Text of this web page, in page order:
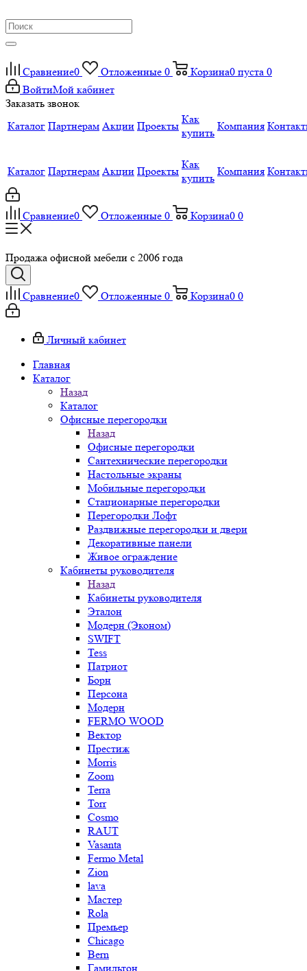
Сравнение0 Отложенные 0 Корзина0 пуста 0
ВойтиМой кабинет
Заказать звонок
Каталог Партнерам Акции Проекты
Как
купить
Компания
Каталог Партнерам Акции Проекты
Как
купить
Компания
Сравнение0 Отложенные 0 Корзина0 0
Продажа офисной мебели с 2006 года
Сравнение0 Отложенные 0 Корзина0 0
Личный кабинет
Главная
Каталог
Назад
Каталог
Офисные перегородки
Назад
Офисные перегородки
Сантехнические перегородки
Настольные экраны
Мобильные перегородки
Стационарные перегородки
Перегородки Лофт
Раздвижные перегородки и двери
Декоративные панели
Живое ограждение
Кабинеты руководителя
Назад
Кабинеты руководителя
Эталон
Модерн (Эконом)
SWIFT
Tess
Патриот
Борн
Персона
Модерн
FERMO WOOD
Вектор
Престиж
Morris
Zoom
Terra
Torr
Cosmo
RAUT
Vasanta
Fermo Metal
Zion
lava
Мастер
Rola
Премьер
Chicago
Bern
Гамильтон